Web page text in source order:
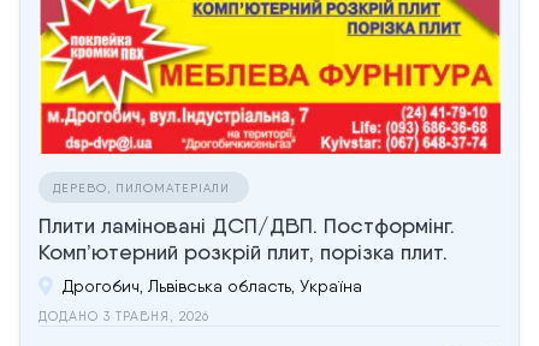
ДЕРЕВО, ПИЛОМАТЕРІАЛИ
Плити ламіновані ДСП/ДВП. Постформінг.
Комп’ютерний розкрій плит, порізка плит.
Дрогобич, Львівська область, Україна
ДОДАНО 3 ТРАВНЯ, 2026